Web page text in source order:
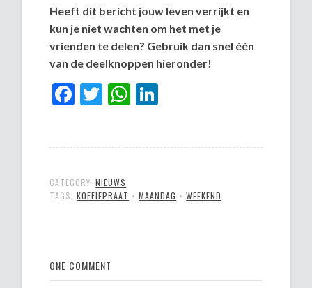
Heeft dit bericht jouw leven verrijkt en
kun je niet wachten om het met je
vrienden te delen? Gebruik dan snel één
van de deelknoppen hieronder!
Facebook
TwitterWhatsApp
CATEGORY:NIEUWS
TAGS:KOFFIEPRAAT •MAANDAG •WEEKEND
ONE COMMENT